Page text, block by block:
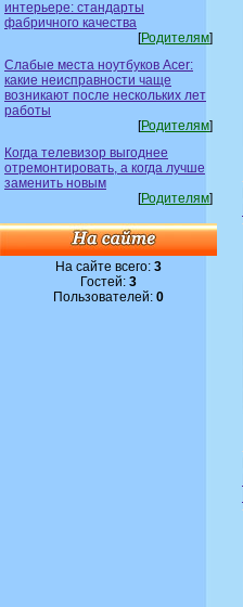
интерьере: стандарты
фабричного качества
[Родителям]
Слабые места ноутбуков Acer:
какие неисправности чаще
возникают после нескольких лет
работы
[Родителям]
Когда телевизор выгоднее
отремонтировать, а когда лучше
заменить новым
[Родителям]
На сайте всего: 3
Гостей: 3
Пользователей: 0